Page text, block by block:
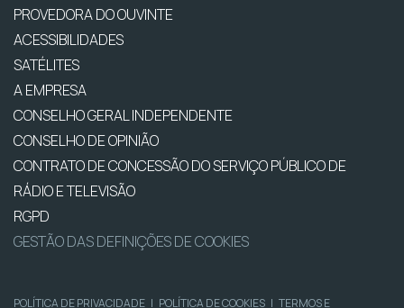
PROVEDORA DO OUVINTE
ACESSIBILIDADES
SATÉLITES
A EMPRESA
CONSELHO GERAL INDEPENDENTE
CONSELHO DE OPINIÃO
CONTRATO DE CONCESSÃO DO SERVIÇO PÚBLICO DE
RÁDIO E TELEVISÃO
RGPD
GESTÃO DAS DEFINIÇÕES DE COOKIES
POLÍTICA DE PRIVACIDADE | POLÍTICA DE COOKIES | TERMOS E